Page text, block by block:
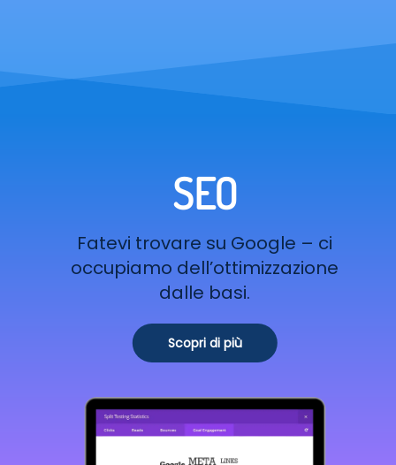
SEO
Fatevi trovare su Google – ci
occupiamo dell’ottimizzazione
dalle basi.
Scopri di più